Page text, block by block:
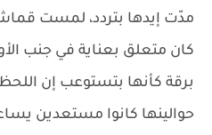
مدّت إيدها بتردد، لمست
كان متعلق بعناية في جنب
برقة كأنها بتستوعب إن
حوالينها كانوا مستعدين